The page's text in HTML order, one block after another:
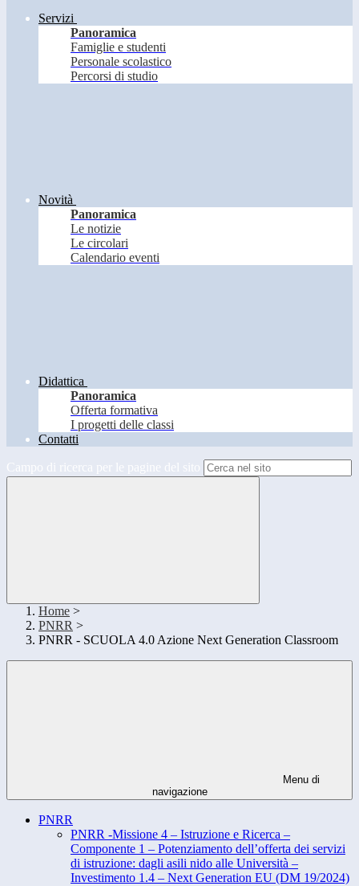
Servizi
Panoramica
Famiglie e studenti
Personale scolastico
Percorsi di studio
Novità
Panoramica
Le notizie
Le circolari
Calendario eventi
Didattica
Panoramica
Offerta formativa
I progetti delle classi
Contatti
Campo di ricerca per le pagine del sito
Home >
PNRR >
PNRR - SCUOLA 4.0 Azione Next Generation Classroom
Menu di
navigazione
PNRR
PNRR -Missione 4 – Istruzione e Ricerca –
Componente 1 – Potenziamento dell’offerta dei servizi
di istruzione: dagli asili nido alle Università –
Investimento 1.4 – Next Generation EU (DM 19/2024)